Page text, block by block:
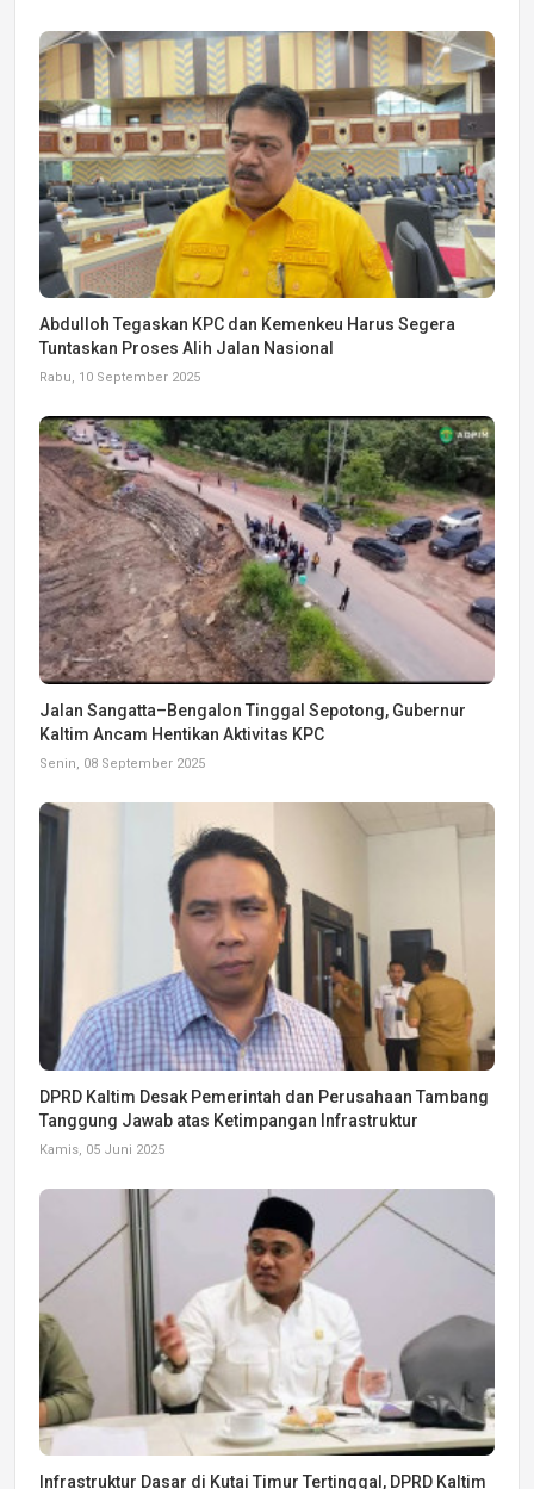
Abdulloh Tegaskan KPC dan Kemenkeu Harus Segera
Tuntaskan Proses Alih Jalan Nasional
Rabu, 10 September 2025
Jalan Sangatta–Bengalon Tinggal Sepotong, Gubernur
Kaltim Ancam Hentikan Aktivitas KPC
Senin, 08 September 2025
DPRD Kaltim Desak Pemerintah dan Perusahaan Tambang
Tanggung Jawab atas Ketimpangan Infrastruktur
Kamis, 05 Juni 2025
Infrastruktur Dasar di Kutai Timur Tertinggal, DPRD Kaltim